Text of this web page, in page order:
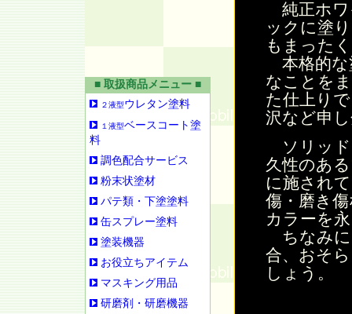
純正ホワ
ックに塗
もまった
本格的な
なことを
た仕上り
沢など申
ソリッド
久性のある
に施され
傷・磨き
カラーを
ちなみに
合、おそ
しょう。
■ 取扱商品メニュー ■
２液型ウレタン塗料
１液型ベースコート塗
料
調色配合サービス
粉末状塗材
パテ類・下塗塗料
缶スプレー塗料
塗装機器
お役立ちアイテム
マスキング用品
研磨剤・研磨機器